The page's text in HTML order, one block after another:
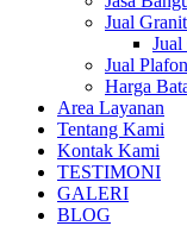
Jual
Jual
Harga
Area Layanan
Tentang Kami
Kontak Kami
TESTIMONI
GALERI
BLOG